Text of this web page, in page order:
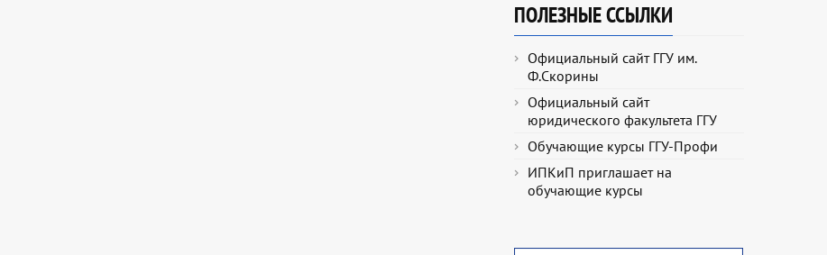
ПОЛЕЗНЫЕ ССЫЛКИ
Официальный сайт ГГУ им.
Ф.Скорины
Официальный сайт
юридического факультета ГГУ
Обучающие курсы ГГУ-Профи
ИПКиП приглашает на
обучающие курсы